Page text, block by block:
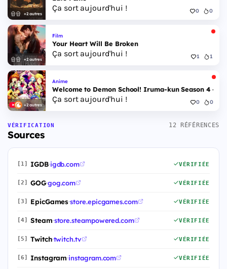
+2 autres
Ça sort aujourd'hui ! 0 0
+2 autres
Film
Your Heart Will Be Broken
Ça sort aujourd'hui ! 1 1
+2 autres
Anime
Welcome to Demon School! Iruma-kun Season 4 -
Ça sort aujourd'hui ! 0 0
VÉRIFICATION
Sources
12 RÉFÉRENCES
[1] IGDB·igdb.com VÉRIFIÉE
[2] GOG·gog.com VÉRIFIÉE
[3] EpicGames·store.epicgames.com VÉRIFIÉE
[4] Steam·store.steampowered.com VÉRIFIÉE
[5] Twitch·twitch.tv VÉRIFIÉE
[6] Instagram·instagram.com VÉRIFIÉE